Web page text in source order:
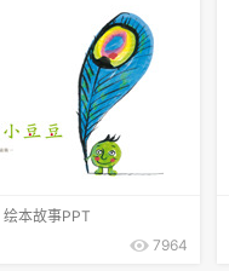
绘本故事PPT
7964